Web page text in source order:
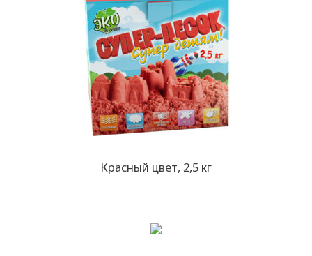
Красный цвет, 2,5 кг